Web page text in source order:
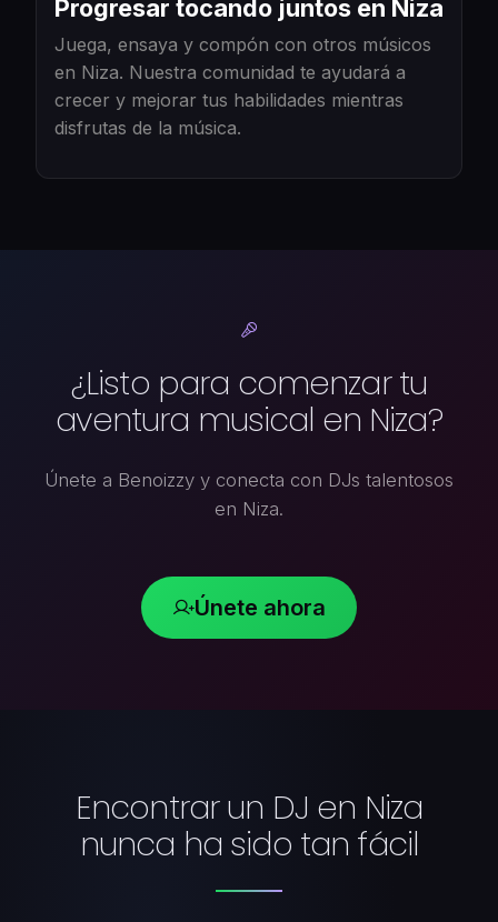
Progresar tocando juntos en Niza
Juega, ensaya y compón con otros músicos
en Niza. Nuestra comunidad te ayudará a
crecer y mejorar tus habilidades mientras
disfrutas de la música.
¿Listo para comenzar tu
aventura musical en Niza?
Únete a Benoizzy y conecta con DJs talentosos
en Niza.
Únete ahora
Encontrar un DJ en Niza
nunca ha sido tan fácil